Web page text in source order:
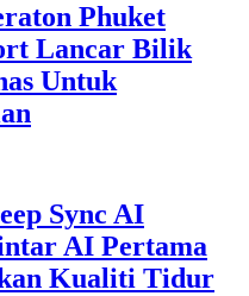
Phuket
Lancar Bilik
Untuk
Sync AI
AI Pertama
Kualiti Tidur